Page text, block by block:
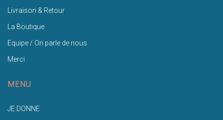
Livraison & Retour
La Boutique
Equipe / On parle de nous
Merci
MENU
JE DONNE